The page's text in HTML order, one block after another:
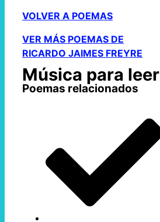
VOLVER A POEMAS
VER MÁS POEMAS DE
RICARDO JAIMES FREYRE
Música para leer
Poemas relacionados